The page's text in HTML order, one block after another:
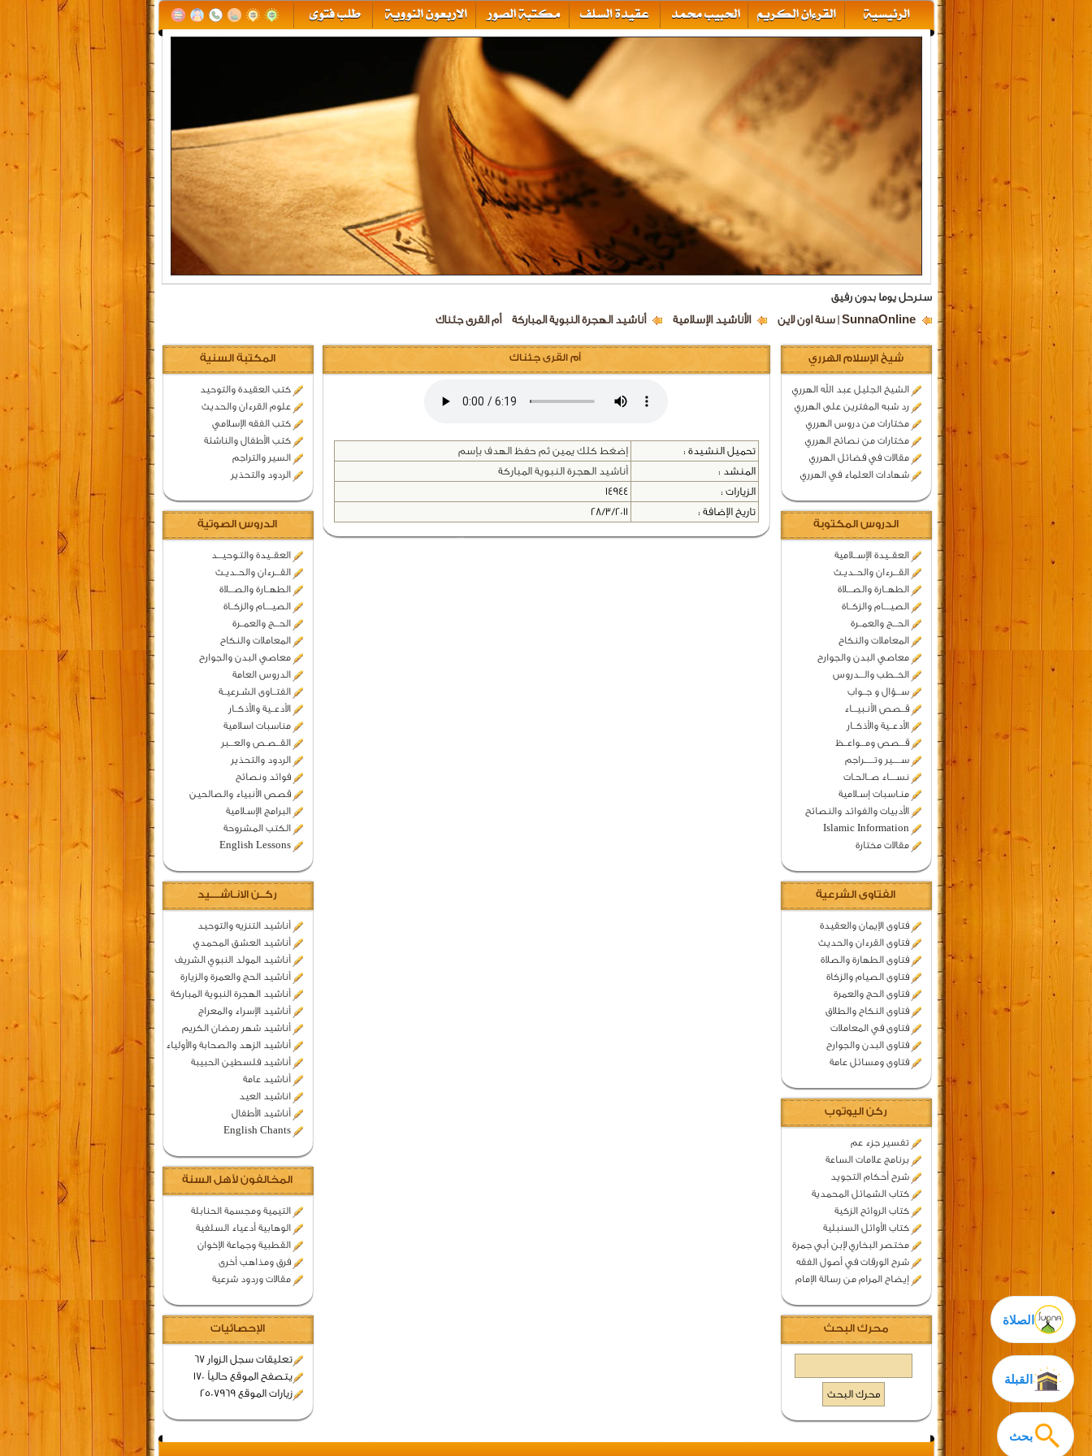
سنرحل يوما بدون رفيق
SunnaOnline | سنة اون لاين الأناشيد الإسلامية أناشيد الهجرة النبوية المباركة أم القرى جئناك
بحث
الصلاة
شيخ الإسلام الهرري
الشيخ الجليل عبد الله الهرري
رد شبه المفترين على الهرري
مختارات من دروس الهرري
مختارات من نصائح الهرري
مقالات في فضائل الهرري
شهادات العلماء في الهرري
الدروس المكتوبة
العقــيدة الإســلامية
القـــرءان والحــديـث
الطهــارة والصـــلاة
الصيــــام والزكــاة
الحـــج والعمــرة
المعاملات والنكاح
معاصي البدن والجوارح
الخــطب والـــدروس
ســـؤال و جــواب
قــصص الأنـبيـــاء
الأدعــية والأذكــار
قـــصص ومـــواعــظ
ســـــير وتــــــراجم
نســــاء صــالحـات
منـاسبات إسـلامية
الأدبيات والفوائد والنصائح
Islamic Information
مقالات مختارة
الفتاوى الشرعية
فتاوى الإيمان والعقيدة
فتاوى القرءان والحديث
فتاوى الطهارة والصلاة
فتاوى الصيام والزكاة
فتاوى الحج والعمرة
فتاوى النكاح والطلاق
فتاوى في المعاملات
فتاوى البدن والجوارح
فتاوى ومسائل عامة
ركن اليوتوب
تفسير جزء عم
برنامج علامات الساعة
شرح أحكام التجويد
كتاب الشمائل المحمدية
كتاب الروائح الزكية
كتاب الأوائل السنبلية
مختصر البخاري لإبن أبي جمرة
شرح الورقات في أصول الفقه
إيضاح المرام من رسالة الإمام
محرك البحث
القبلة
المكتبة السنية
كتب العقيدة والتوحيد
علوم القرءان والحديث
كتب الفقه الإسلامي
كتب الأطفال والناشئة
السير والتراجم
الردود والتحذير
الدروس الصوتية
العقــيدة والتـوحيـــد
القـــرءان والحــديـث
الطهــارة والصـــلاة
الصيــــام والزكــاة
الحـــج والعمــرة
المعاملات والنكاح
معاصي البدن والجوارح
الدروس العامة
الفتــاوى الشـرعيــة
الأدعــية والأذكــار
مناسبات اسلامية
القــصـص والعـــبر
الردود والتحذير
فوائد ونصائح
قصص الأنبياء والصالحين
البرامج الإسـلامية
الكتب المشروحة
English Lessons
ركــن الانـاشــــيد
أناشيد التنزيه والتوحيد
أناشيد العشق المحمدي
أناشيد المولد النبوي الشريف
أناشيد الحج والعمرة والزيارة
أناشيد الهجرة النبوية المباركة
أناشيد الإسراء والمعراج
أناشيد شهر رمضان الكريم
أناشيد الزهد والصحابة والأولياء
أناشيد فلسطين الحبيبة
أناشيد عامة
اناشيد العيد
أناشيد الأطفال
English Chants
المخالفون لأهل السنة
التيمية ومجسمة الحنابلة
الوهابية أدعياء السلفية
القطبية وجماعة الإخوان
فرق ومذاهب أخرى
مقالات وردود شرعية
الإحصائيات
تعليقات سجل الزوار 67
يتصفح الموقع حالياً 170
زيارات الموقع 2507969
أم القرى جئناك
تحميل النشيدة :
إضغط كلك يمين ثم حفظ الهدف بإسم
المنشد :
أناشيد الهجرة النبوية المباركة
الزيارات :
14944
تاريخ الإضافة :
28/3/2011